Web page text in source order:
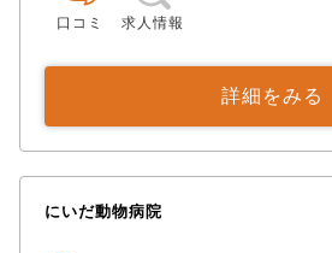
口コミ 求人情報
詳細をみる
にいだ動物病院